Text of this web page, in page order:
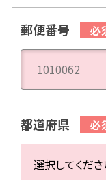
郵便番号
都道府県